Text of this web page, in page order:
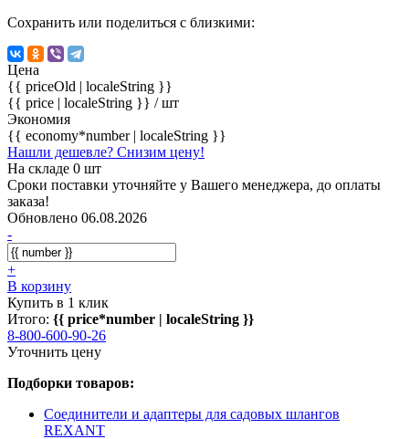
Сохранить или поделиться с близкими:
Цена
{{ priceOld | localeString }}
{{ price | localeString }} / шт
Экономия
{{ economy*number | localeString }}
Нашли дешевле? Снизим цену!
На складе 0 шт
Сроки поставки уточняйте у Вашего менеджера, до оплаты
заказа!
Обновлено 06.08.2026
-
+
В корзину
Купить в 1 клик
Итого: {{ price*number | localeString }}
8-800-600-90-26
Уточнить цену
Подборки товаров:
Соединители и адаптеры для садовых шлангов
REXANT